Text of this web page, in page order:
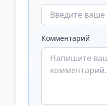
Комментарий